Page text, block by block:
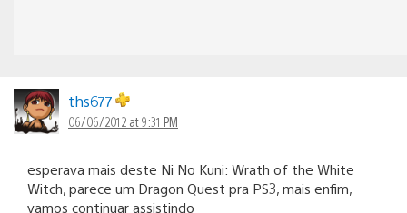
ths677
06/06/2012 at 9:31 PM
esperava mais deste Ni No Kuni: Wrath of the White
Witch, parece um Dragon Quest pra PS3, mais enfim,
vamos continuar assistindo